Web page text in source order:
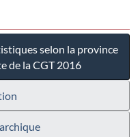
selon la province
de la CGT 2016